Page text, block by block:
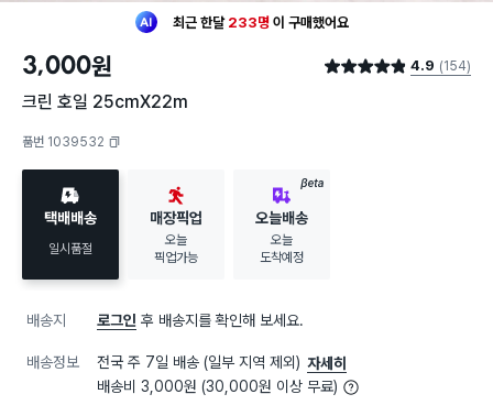
최근 한달 233명 이 구매했어요
구매했어요
3,000원 별점 4.9점 4.9 (154)
크린 호일 25cmX22m
품번 1039532
택배배송
일시품절
매장픽업
오늘
픽업가능
BETA
오늘배송
오늘
도착예정
배송지 로그인 후 배송지를 확인해 보세요.
배송정보 전국 주 7일 배송 (일부 지역 제외) 자세히
배송비 3,000원 (30,000원 이상 무료)